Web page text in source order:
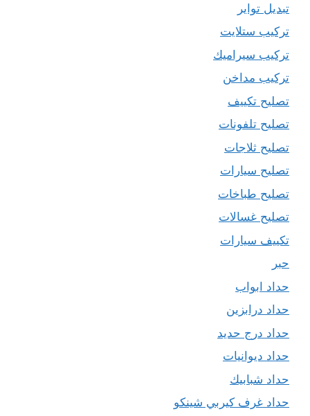
تبديل تواير
تركيب ستلايت
تركيب سيراميك
تركيب مداخن
تصليح تكييف
تصليح تلفونات
تصليح ثلاجات
تصليح سيارات
تصليح طباخات
تصليح غسالات
تكييف سيارات
حبر
حداد ابواب
حداد درابزين
حداد درج حديد
حداد ديوانيات
حداد شبابيك
حداد غرف كيربي شينكو